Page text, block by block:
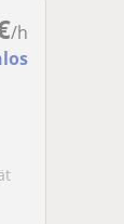
/h